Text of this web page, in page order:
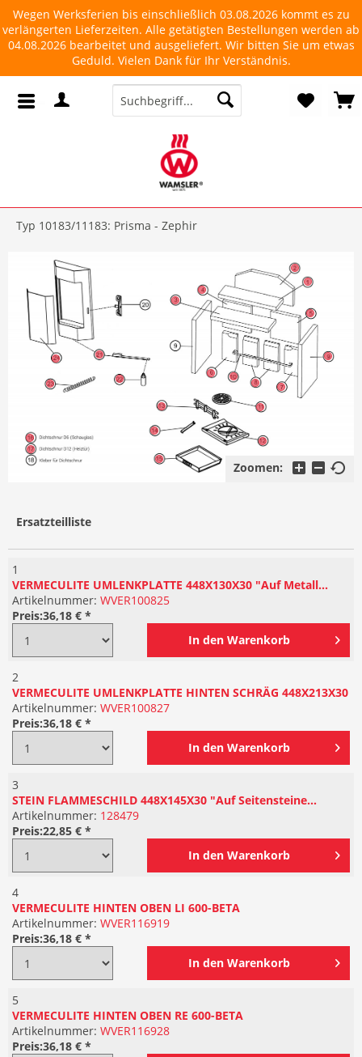
Wegen Werksferien bis einschließlich 03.08.2026 kommt es zu
verlängerten Lieferzeiten. Alle getätigten Bestellungen werden ab
04.08.2026 bearbeitet und ausgeliefert. Wir bitten Sie um etwas
Geduld. Vielen Dank für Ihr Verständnis.
Typ 10183/11183: Prisma - Zephir
Zoomen:
Ersatzteilliste
1
VERMECULITE UMLENKPLATTE 448X130X30 "Auf Metall...
Artikelnummer: WVER100825
Preis:36,18 € *
In den Warenkorb
2
VERMECULITE UMLENKPLATTE HINTEN SCHRÄG 448X213X30
Artikelnummer: WVER100827
Preis:36,18 € *
In den Warenkorb
3
STEIN FLAMMESCHILD 448X145X30 "Auf Seitensteine...
Artikelnummer: 128479
Preis:22,85 € *
In den Warenkorb
4
VERMECULITE HINTEN OBEN LI 600-BETA
Artikelnummer: WVER116919
Preis:36,18 € *
In den Warenkorb
5
VERMECULITE HINTEN OBEN RE 600-BETA
Artikelnummer: WVER116928
Preis:36,18 € *